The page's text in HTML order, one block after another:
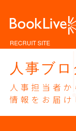
RECRUIT SITE
人事ブロ
人事担当者か
情報をお届け